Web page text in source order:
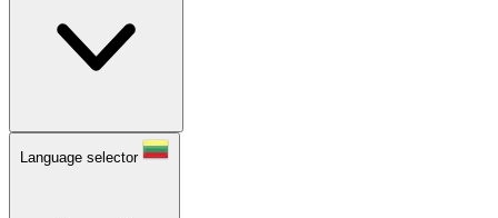
Language selector